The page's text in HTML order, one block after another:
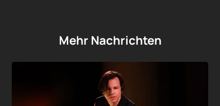
Mehr Nachrichten